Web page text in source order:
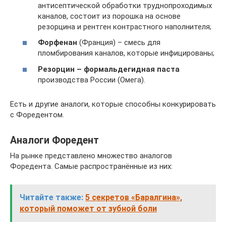
антисептической обработки труднопроходимых
каналов, состоит из порошка на основе
резорцина и рентген контрастного наполнителя;
Форфенан (Франция) – смесь для
пломбирования каналов, которые инфицированы;
Резорцин – формальдегидная паста
производства России (Омега).
Есть и другие аналоги, которые способны конкурировать
с Форедентом.
Аналоги Форедент
На рынке представлено множество аналогов
Форедента. Самые распространённые из них:
Читайте также: 5 секретов «Баралгина»,
который поможет от зубной боли